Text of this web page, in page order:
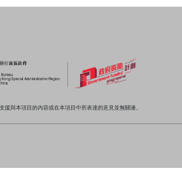
與本項目的內容或在本項目中所表達的意見並無關連。